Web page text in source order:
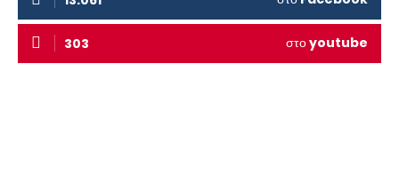
303 στοyoutube